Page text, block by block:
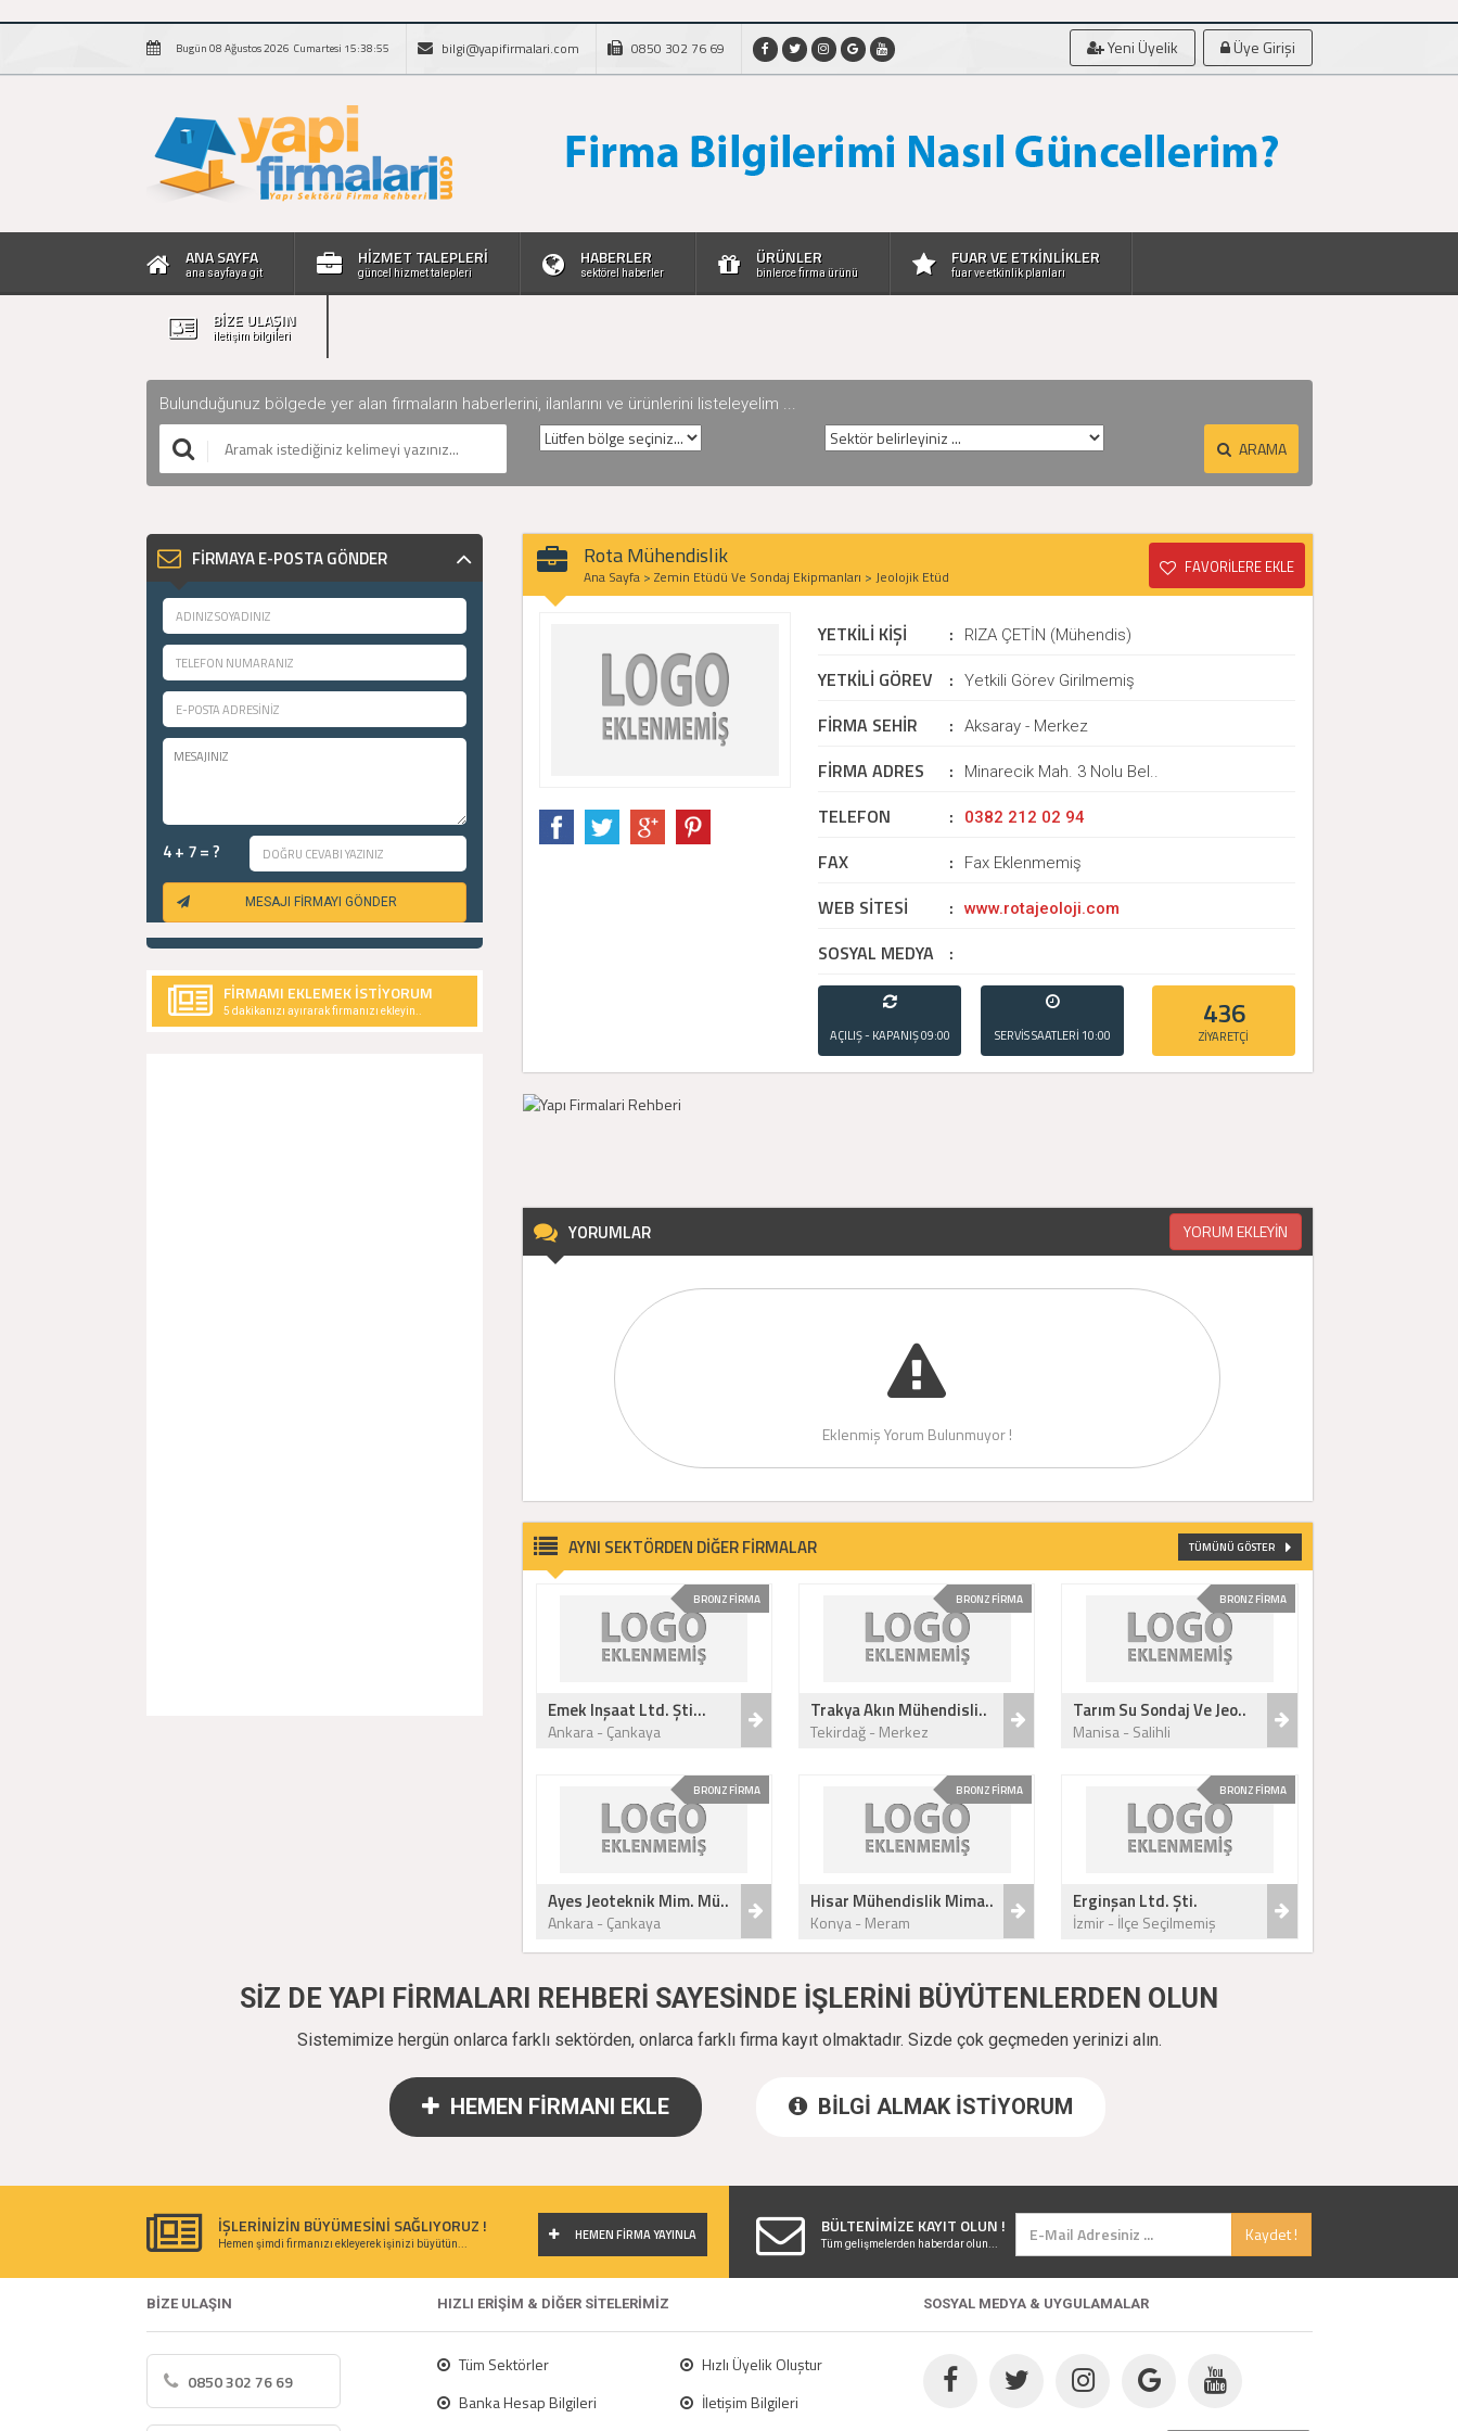
Bugün 08 Ağustos 2026 Cumartesi 15:38:56 bilgi@yapifirmalari.com 0850 302 76 69 Yeni Üyelik Üye Girişi
ANA SAYFA
ana sayfaya git
HİZMET TALEPLERİ
güncel hizmet talepleri
HABERLER
sektörel haberler
ÜRÜNLER
binlerce firma ürünü
FUAR VE ETKİNLİKLER
fuar ve etkinlik planları
BİZE ULAŞIN
iletişim bilgileri
Bulunduğunuz bölgede yer alan firmaların haberlerini, ilanlarını ve ürünlerini listeleyelim ...
ARAMA
FİRMAYA E-POSTA GÖNDER
4 + 7 = ?
MESAJI FİRMAYI GÖNDER
FİRMAMI EKLEMEK İSTİYORUM
5 dakikanızı ayırarak firmanızı ekleyin..
Rota Mühendislik
Ana Sayfa > Zemin Etüdü Ve Sondaj Ekipmanları > Jeolojik Etüd FAVORİLERE EKLE
YETKİLİ KİŞİ : RIZA ÇETİN (Mühendis)
YETKİLİ GÖREV : Yetkili Görev Girilmemiş
FİRMA SEHİR : Aksaray - Merkez
FİRMA ADRES : Minarecik Mah. 3 Nolu Bel..
TELEFON : 0382 212 02 94
FAX : Fax Eklenmemiş
WEB SİTESİ : www.rotajeoloji.com
SOSYAL MEDYA :
AÇILIŞ - KAPANIŞ09:00
- 21:00
SERVİS SAATLERİ 10:00
- 20:00
436
ZİYARETÇİ
YORUMLAR YORUM EKLEYİN
Eklenmiş Yorum Bulunmuyor !
AYNI SEKTÖRDEN DİĞER FİRMALAR TÜMÜNÜ GÖSTER
BRONZ FİRMA
Emek Inşaat Ltd. Şti...
Ankara - Çankaya
BRONZ FİRMA
Trakya Akın Mühendisli..
Tekirdağ - Merkez
BRONZ FİRMA
Tarım Su Sondaj Ve Jeo..
Manisa - Salihli
BRONZ FİRMA
Ayes Jeoteknik Mim. Mü..
Ankara - Çankaya
BRONZ FİRMA
Hisar Mühendislik Mima..
Konya - Meram
BRONZ FİRMA
Erginşan Ltd. Şti.
İzmir - İlçe Seçilmemiş
SİZ DE YAPI FİRMALARI REHBERİ SAYESİNDE İŞLERİNİ BÜYÜTENLERDEN OLUN
Sistemimize hergün onlarca farklı sektörden, onlarca farklı firma kayıt olmaktadır. Sizde çok geçmeden yerinizi alın.
HEMEN FİRMANI EKLE BİLGİ ALMAK İSTİYORUM
İŞLERİNİZİN BÜYÜMESİNİ SAĞLIYORUZ ! HEMEN FİRMA YAYINLA
Hemen şimdi firmanızı ekleyerek işinizi büyütün...
BÜLTENİMİZE KAYIT OLUN ! Kaydet !
Tüm gelişmelerden haberdar olun...
BİZE ULAŞIN HIZLI ERİŞİM & DİĞER SİTELERİMİZ SOSYAL MEDYA & UYGULAMALAR
0850 302 76 69
Tüm Sektörler
Hızlı Üyelik Oluştur
Banka Hesap Bilgileri
İletişim Bilgileri